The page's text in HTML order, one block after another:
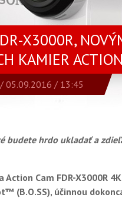
X3000R,
KAMIER
/ 05.09.2016 / 13:45
budete hrdo ukladať a
Cam FDR-X3000R
(B.O.SS), účinnou